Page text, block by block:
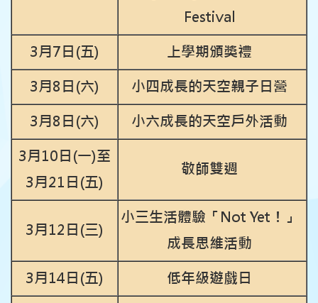
Festival
3月7日(五)
上學期頒獎禮
3月8日(六)
小四成長的天空親子日營
3月8日(六)
小六成長的天空戶外活動
3月10日(一)至
3月21日(五)
敬師雙週
3月12日(三)
小三生活體驗「Not Yet！」
成長思維活動
3月14日(五)
低年級遊戲日